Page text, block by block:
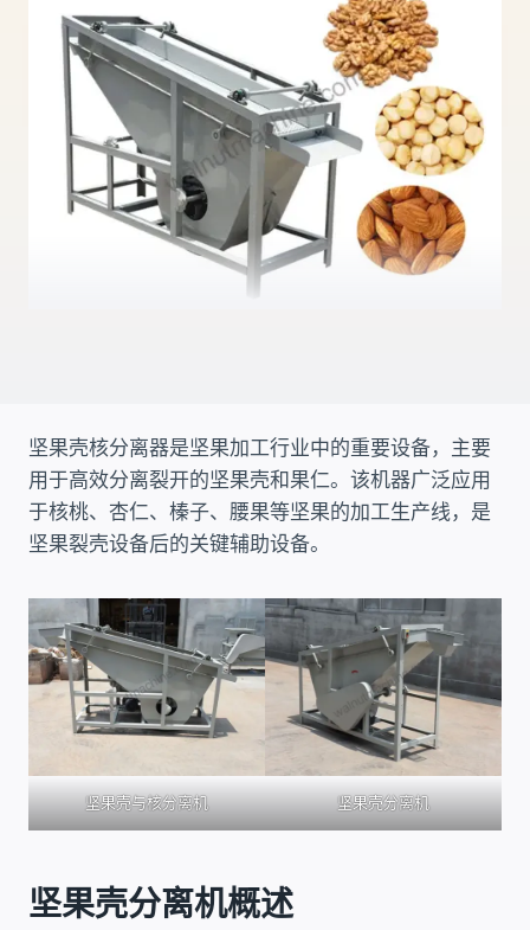
坚果壳核分离器是坚果加工行业中的重要设备，主要
用于高效分离裂开的坚果壳和果仁。该机器广泛应用
于核桃、杏仁、榛子、腰果等坚果的加工生产线，是
坚果裂壳设备后的关键辅助设备。
坚果壳与核分离机 坚果壳分离机
坚果壳分离机概述